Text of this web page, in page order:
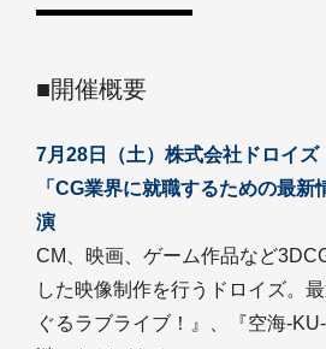
■開催概要
7月28日（土）株式会社ドロイズ
「CG業界に就職するための最
演
CM、映画、ゲーム作品など
した映像制作を行うドロイズ。
ぐるラブライブ！』、『空海-